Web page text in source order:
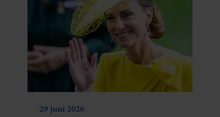
29 juni 2026